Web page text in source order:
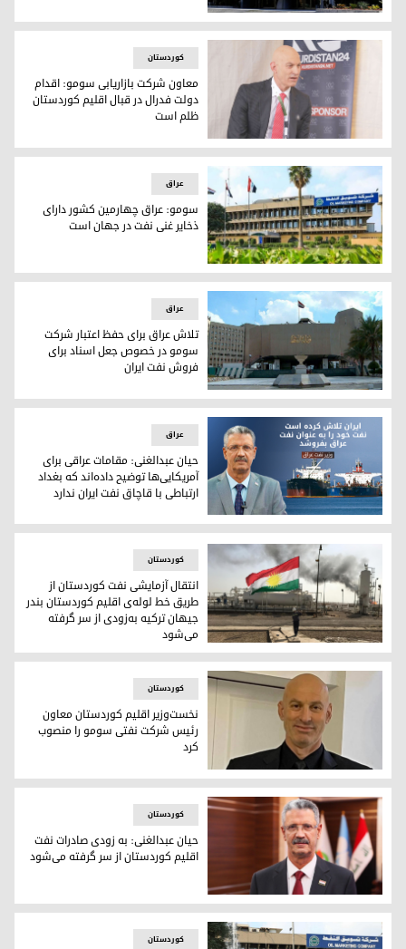
وزیر نفت و رئیس سومو به خاطر فروش نفت ایران احضار
حمدی شنگالی، معاون شرکت بازاریابی نفت سومو
کوردستان
معاون شرکت بازاریابی سومو: اقدام
دولت فدرال در قبال اقلیم کوردستان
ظلم است
سومو: عراق چهارمین کشور دارای ذخایر غنی نفت در جهان است
عراق
سومو: عراق چهارمین کشور دارای
ذخایر غنی نفت در جهان است
تلاش عراق برای حفظ اعتبار شرکت سومو در خصوص جعل
عراق
تلاش عراق برای حفظ اعتبار شرکت
سومو در خصوص جعل اسناد برای
فروش نفت ایران
حیان عبدالغنی: مقامات عراقی برای آمریکایی‌‌ها توضیح داده‌اند
عراق
حیان عبدالغنی: مقامات عراقی برای
آمریکایی‌‌ها توضیح داده‌اند که بغداد
ارتباطی با قاچاق نفت ایران ندارد
انتقال آزمایشی نفت کوردستان از طریق خط لوله‌ی اقلیم
کوردستان
انتقال آزمایشی نفت کوردستان از
طریق خط لوله‌ی اقلیم کوردستان بندر
جیهان ترکیه به‌زودی از سر گرفته
می‌شود
حمدی شنگالی معاون جدید شرکت نفتی سومو
کوردستان
نخست‌وزیر اقلیم کوردستان معاون
رئیس شرکت نفتی سومو را منصوب
کرد
حیان عبدالغنی، وزیر نفت عراق
کوردستان
حیان عبدالغنی: به زودی صادرات نفت
اقلیم کوردستان از سر گرفته می‌شود
کوردستان